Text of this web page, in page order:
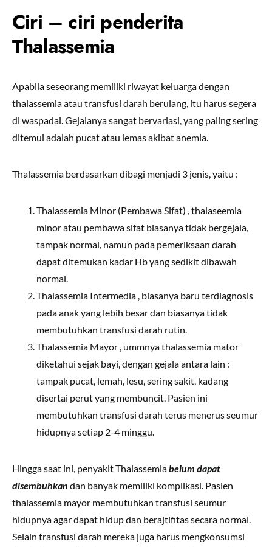
Ciri – ciri penderita
Thalassemia
Apabila seseorang memiliki riwayat keluarga dengan
thalassemia atau transfusi darah berulang, itu harus segera
di waspadai. Gejalanya sangat bervariasi, yang paling sering
ditemui adalah pucat atau lemas akibat anemia.
Thalassemia berdasarkan dibagi menjadi 3 jenis, yaitu :
Thalassemia Minor (Pembawa Sifat) , thalaseemia
minor atau pembawa sifat biasanya tidak bergejala,
tampak normal, namun pada pemeriksaan darah
dapat ditemukan kadar Hb yang sedikit dibawah
normal.
Thalassemia Intermedia , biasanya baru terdiagnosis
pada anak yang lebih besar dan biasanya tidak
membutuhkan transfusi darah rutin.
Thalassemia Mayor , ummnya thalassemia mator
diketahui sejak bayi, dengan gejala antara lain :
tampak pucat, lemah, lesu, sering sakit, kadang
disertai perut yang membuncit. Pasien ini
membutuhkan transfusi darah terus menerus seumur
hidupnya setiap 2-4 minggu.
Hingga saat ini, penyakit Thalassemiabelum dapat
disembuhkan dan banyak memiliki komplikasi. Pasien
thalassemia mayor membutuhkan transfusi seumur
hidupnya agar dapat hidup dan berajtifitas secara normal.
Selain transfusi darah mereka juga harus mengkonsumsi